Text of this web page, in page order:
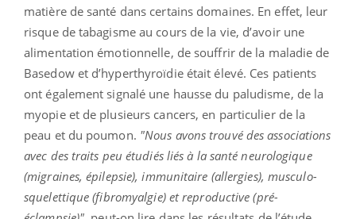
matière de santé dans certains domaines. En effet, leur
risque de tabagisme au cours de la vie, d’avoir une
alimentation émotionnelle, de souffrir de la maladie de
Basedow et d’hyperthyroïdie était élevé. Ces patients
ont également signalé une hausse du paludisme, de la
myopie et de plusieurs cancers, en particulier de la
peau et du poumon. "Nous avons trouvé des associations
avec des traits peu étudiés liés à la santé neurologique
(migraines, épilepsie), immunitaire (allergies), musculo-
squelettique (fibromyalgie) et reproductive (pré-